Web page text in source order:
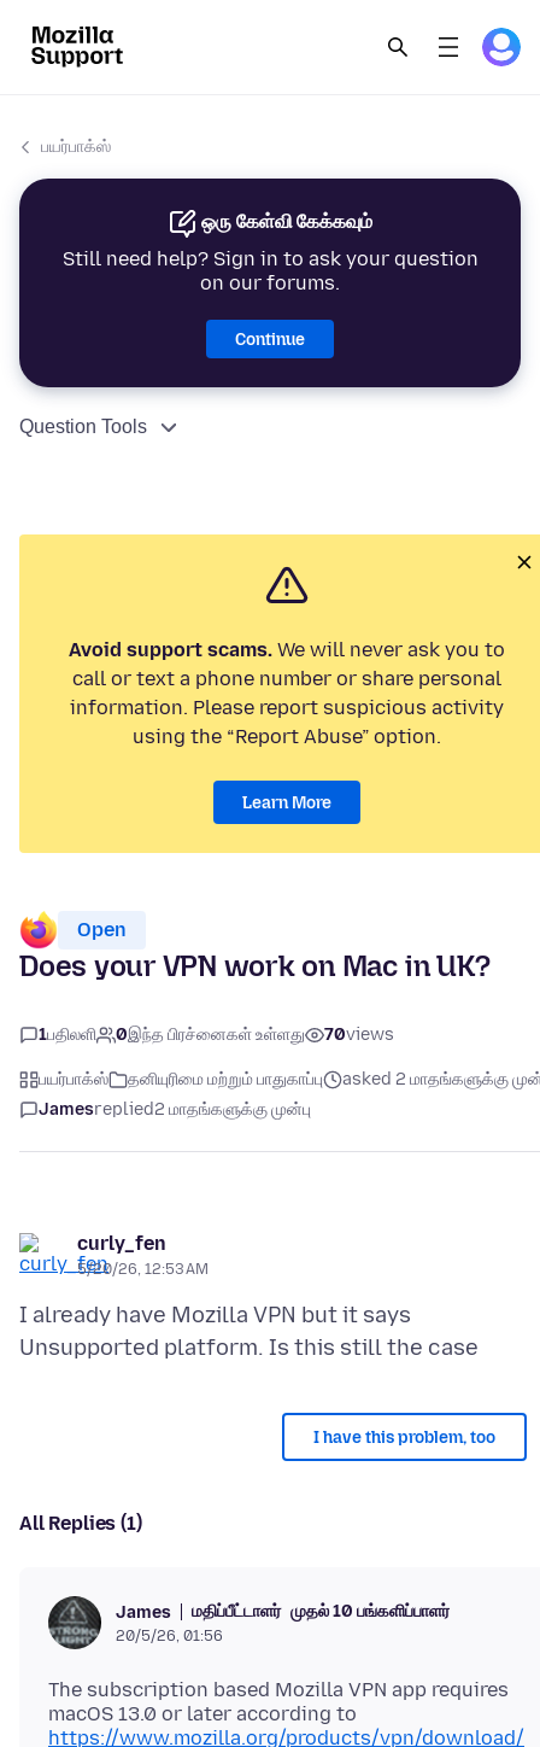
பயர்பாக்ஸ்
ஒரு கேள்வி கேக்கவும்
Still need help? Sign in to ask your question
on our forums.
Continue
Question Tools
Avoid support scams.We will never ask you to
call or text a phone number or share personal
information. Please report suspicious activity
using the “Report Abuse” option.
Learn More
Open
Does your VPN work on Mac in UK?
1பதிலளி 0இந்த பிரச்னைகள் உள்ளது 70views
பயர்பாக்ஸ் தனியுரிமை மற்றும் பாதுகாப்பு
asked 2 மாதங்களுக்கு
Jamesreplied2 மாதங்களுக்கு முன்பு
curly_fen
5/20/26, 12:53 AM
I already have Mozilla VPN but it says
I have this problem, too
All Replies (1)
James மதிப்பீட்டாளர் முதல் 10 பங்களிப்பாளர்
20/5/26, 01:56
The subscription based Mozilla VPN app requires
macOS 13.0 or later according to
https://www.mozilla.org/products/vpn/download/